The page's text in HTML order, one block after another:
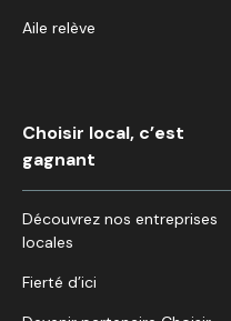
Aile relève
Choisir local, c’est
gagnant
Découvrez nos entreprises
locales
Fierté d’ici